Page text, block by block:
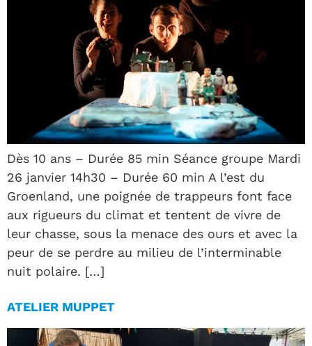
Dès 10 ans – Durée 85 min Séance groupe Mardi
26 janvier 14h30 – Durée 60 min A l’est du
Groenland, une poignée de trappeurs font face
aux rigueurs du climat et tentent de vivre de
leur chasse, sous la menace des ours et avec la
peur de se perdre au milieu de l’interminable
nuit polaire. […]
ATELIER MUPPET